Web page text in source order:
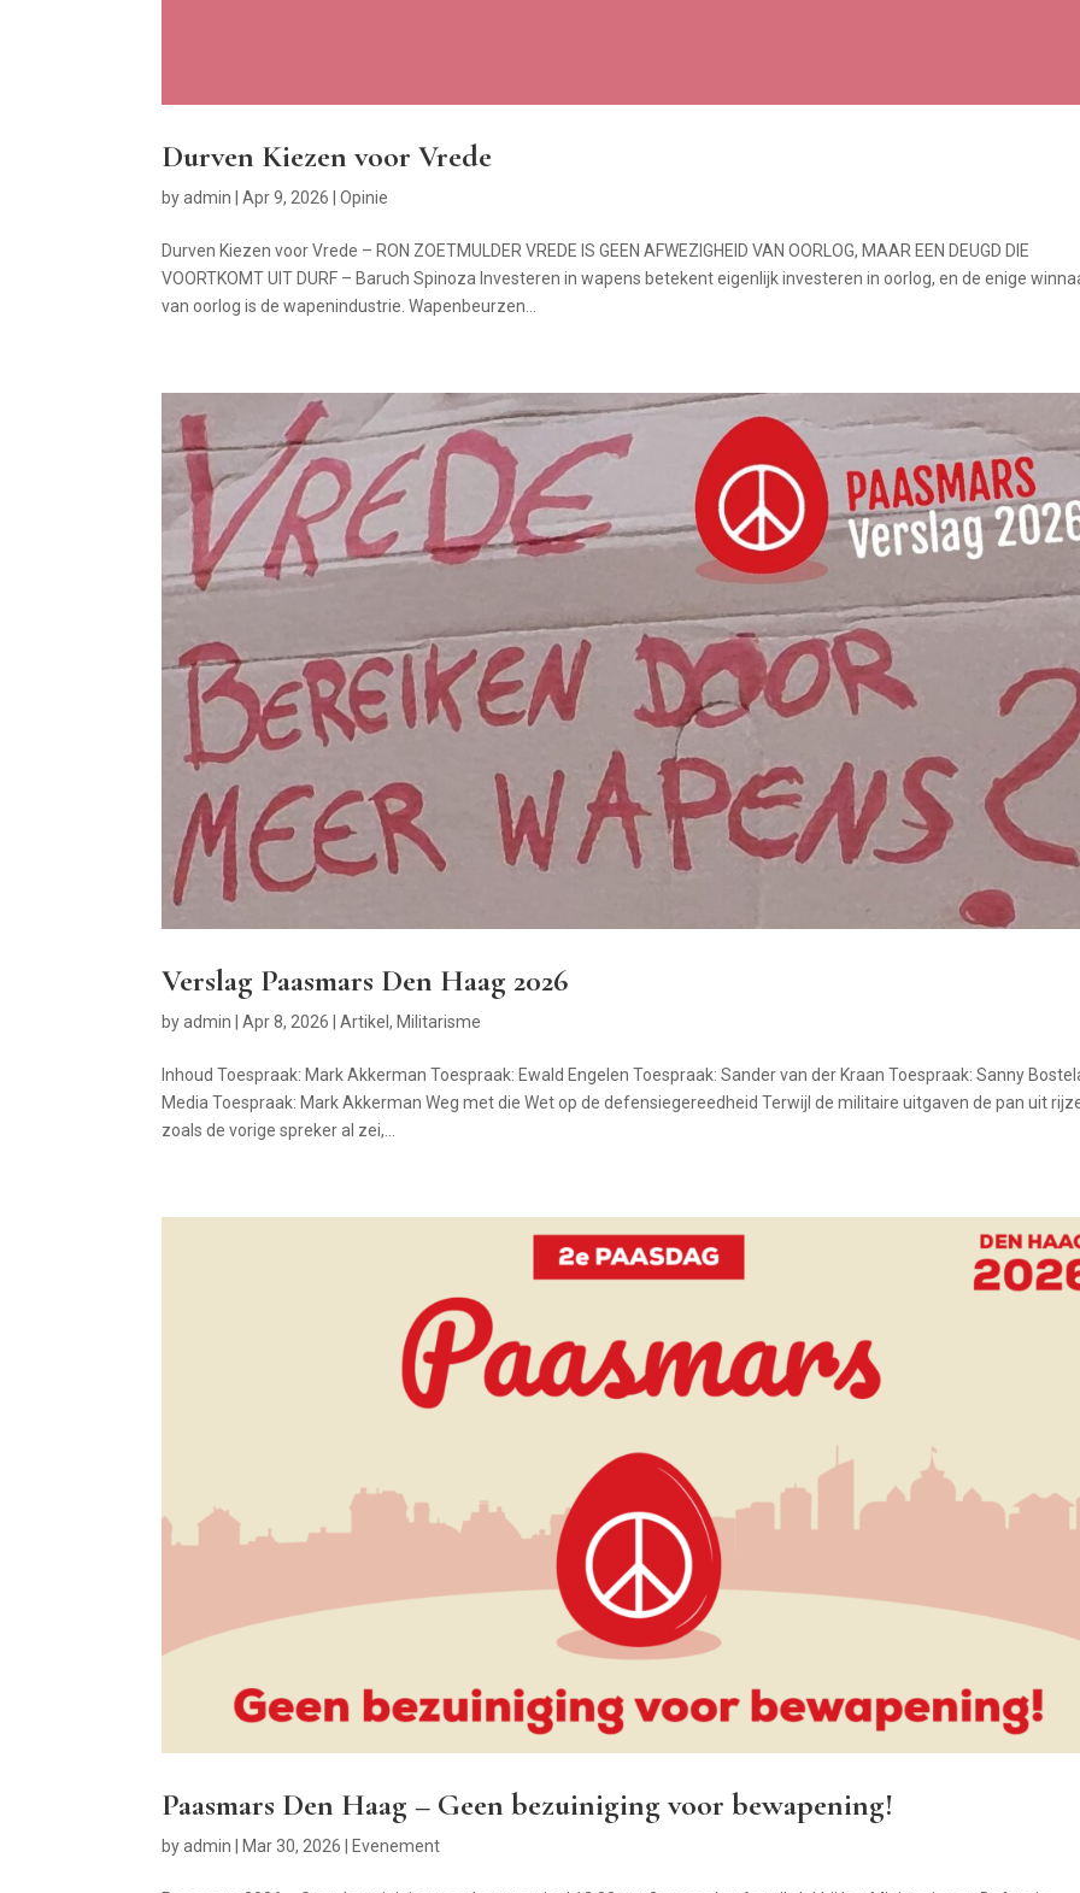
Durven Kiezen voor Vrede
byadmin |Apr 9, 2026 |Opinie
Durven Kiezen voor Vrede – RON ZOETMULDER VREDE IS GEEN AFWEZIGHEID VAN OORLOG, MAAR EEN DEUGD DIE
VOORTKOMT UIT DURF – Baruch Spinoza Investeren in wapens betekent eigenlijk investeren in oorlog, en de enige
van oorlog is de wapenindustrie. Wapenbeurzen...
Verslag Paasmars Den Haag 2026
byadmin |Apr 8, 2026 |Artikel, Militarisme
Inhoud Toespraak: Mark Akkerman Toespraak: Ewald Engelen Toespraak: Sander van der Kraan Toespraak: Sanny
Media Toespraak: Mark Akkerman Weg met die Wet op de defensiegereedheid Terwijl de militaire uitgaven de pan uit
zoals de vorige spreker al zei,...
Paasmars Den Haag – Geen bezuiniging voor bewapening!
byadmin Mar 30, 2026 Evenement